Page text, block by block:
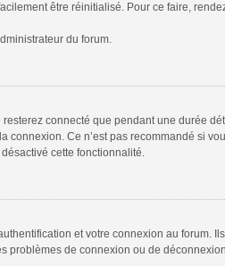
être réinitialisé. Pour ce faire,
du forum.
connecté que pendant une durée
connexion. Ce n’est pas recommandé si
cette fonctionnalité.
et votre connexion au
problèmes de connexion ou de